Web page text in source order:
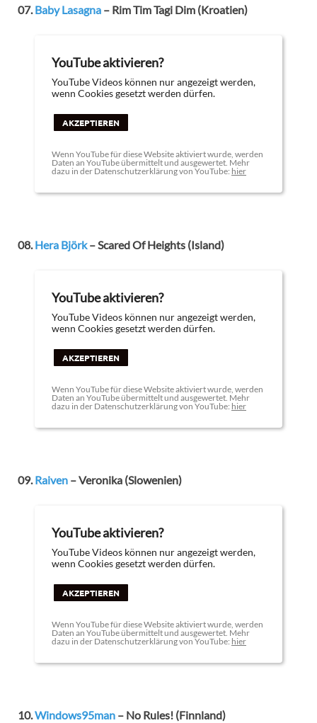
07.Baby Lasagna – Rim Tim Tagi Dim (Kroatien)
YouTube aktivieren?
YouTube Videos können nur angezeigt werden,
wenn Cookies gesetzt werden dürfen.
AKZEPTIEREN
Wenn YouTube für diese Website aktiviert wurde, werden
Daten an YouTube übermittelt und ausgewertet. Mehr
dazu in der Datenschutzerklärung von YouTube: hier
08.Hera Björk– Scared Of Heights (Island)
YouTube aktivieren?
YouTube Videos können nur angezeigt werden,
wenn Cookies gesetzt werden dürfen.
AKZEPTIEREN
Wenn YouTube für diese Website aktiviert wurde, werden
Daten an YouTube übermittelt und ausgewertet. Mehr
dazu in der Datenschutzerklärung von YouTube: hier
09.Raiven – Veronika (Slowenien)
YouTube aktivieren?
YouTube Videos können nur angezeigt werden,
wenn Cookies gesetzt werden dürfen.
AKZEPTIEREN
Wenn YouTube für diese Website aktiviert wurde, werden
Daten an YouTube übermittelt und ausgewertet. Mehr
dazu in der Datenschutzerklärung von YouTube: hier
10.Windows95man – No Rules! (Finnland)